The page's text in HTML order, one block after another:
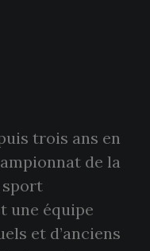
trois ans en
de la
sport
une équipe
et d’anciens